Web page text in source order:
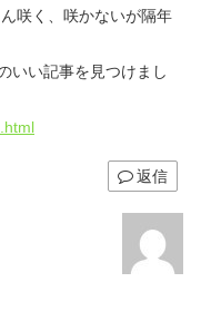
咲く、咲かないが隔年
いい記事を見つけまし
返信